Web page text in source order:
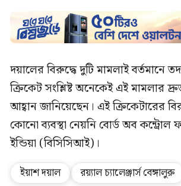
দয়ালের বিরুদ্ধে দুটি মামলাই বর্তমানে
ক্রিকেট সংশ্লিষ্ট অনেকেই এই মামলার
আহ্বান জানিয়েছেন। এই ক্রিকেটারের
কোনো ব্যবস্থা নেয়নি বোর্ড অব কন্ট্রোল
ইন্ডিয়া (বিসিসিআই)।
ইয়াশ দয়াল রয়্যাল চ্যালেঞ্জার্স বেঙ্গালুরু